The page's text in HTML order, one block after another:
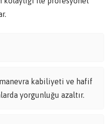
kabiliyeti ve hafif
yorgunluğu azaltır.